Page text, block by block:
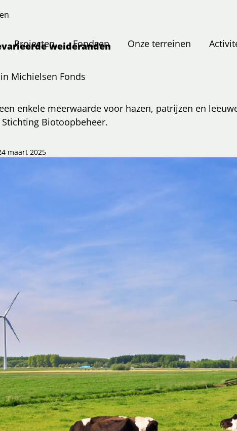
Projecten Fondsen Onze terreinen
weideranden
Michielsen Fonds
enkele meerwaarde voor hazen, patrijzen en
Biotoopbeheer.
maart 2025